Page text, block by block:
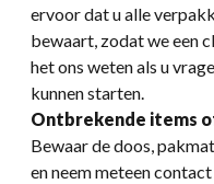
ervoor dat u alle
bewaart, zodat we een
het ons weten als u
kunnen starten.
Ontbrekende items
Bewaar de doos,
en neem meteen contact